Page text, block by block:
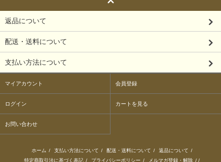
返品について
配送・送料について
支払い方法について
マイアカウント 会員登録
ログイン カートを見る
お問い合わせ
ホーム / 支払い方法について / 配送・送料について / 返品について /
特定商取引法に基づく表記 / プライバシーポリシー / メルマガ登録・解除 / /